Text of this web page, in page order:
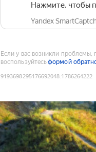
Нажмите, чтобы
Yandex
Если у вас возникли проблемы,
воспользуйтесьформой
9193698295176692048:1786264222